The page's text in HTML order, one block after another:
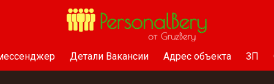
Детали Вакансии Адрес объекта ЗП